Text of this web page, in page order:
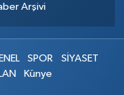
Arşivi
SPOR
SİYASET
Künye